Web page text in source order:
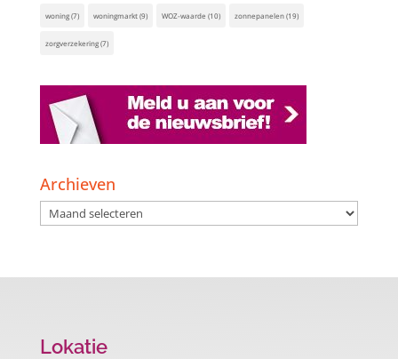
woning(7) woningmarkt(9) WOZ-waarde (10) zonnepanelen(19)
zorgverzekering(7)
Archieven
Archieven
Lokatie